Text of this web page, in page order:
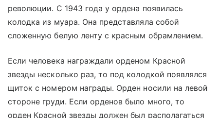
революции. С 1943 года у ордена появилась
колодка из муара. Она представляла собой
сложенную белую ленту с красным обрамлением.
Если человека награждали орденом Красной
звезды несколько раз, то под колодкой появлялся
щиток с номером награды. Орден носили на левой
стороне груди. Если орденов было много, то
орден Красной звезды должен был располагаться